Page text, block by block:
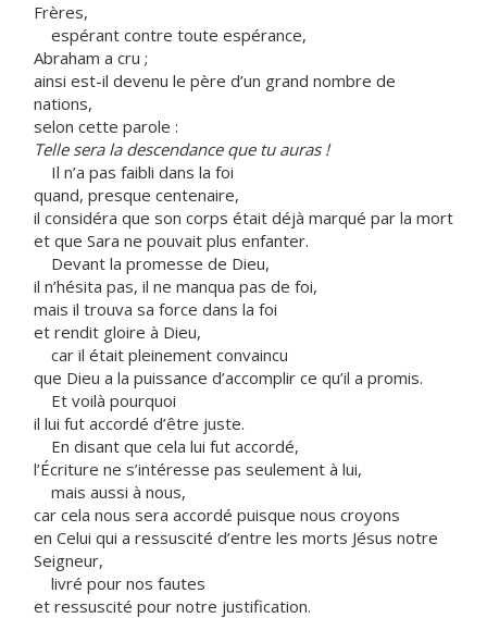
Frères,
espérant contre toute espérance,
Abraham a cru ;
ainsi est-il devenu le père d’un grand nombre de
nations,
selon cette parole :
Telle sera la descendance que tu auras !
Il n’a pas faibli dans la foi
quand, presque centenaire,
il considéra que son corps était déjà marqué par la mort
et que Sara ne pouvait plus enfanter.
Devant la promesse de Dieu,
il n’hésita pas, il ne manqua pas de foi,
mais il trouva sa force dans la foi
et rendit gloire à Dieu,
car il était pleinement convaincu
que Dieu a la puissance d’accomplir ce qu’il a promis.
Et voilà pourquoi
il lui fut accordé d’être juste.
En disant que cela lui fut accordé,
l’Écriture ne s’intéresse pas seulement à lui,
mais aussi à nous,
car cela nous sera accordé puisque nous croyons
en Celui qui a ressuscité d’entre les morts Jésus notre
Seigneur,
livré pour nos fautes
et ressuscité pour notre justification.